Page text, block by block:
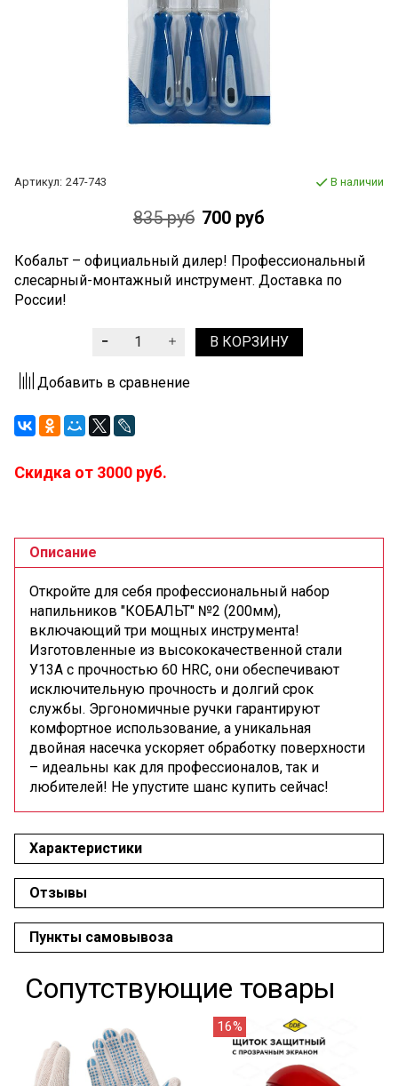
Артикул: 247-743 В наличии
835 руб 700 руб
Кобальт – официальный дилер! Профессиональный
слесарный-монтажный инструмент. Доставка по
России!
В КОРЗИНУ
Добавить в сравнение
Скидка от 3000 руб.
Описание
Откройте для себя профессиональный набор
напильников "КОБАЛЬТ" №2 (200мм),
включающий три мощных инструмента!
Изготовленные из высококачественной стали
У13А с прочностью 60 HRC, они обеспечивают
исключительную прочность и долгий срок
службы. Эргономичные ручки гарантируют
комфортное использование, а уникальная
двойная насечка ускоряет обработку поверхности
– идеальны как для профессионалов, так и
любителей! Не упустите шанс купить сейчас!
Характеристики
Отзывы
Пункты самовывоза
Сопутствующие товары
16%